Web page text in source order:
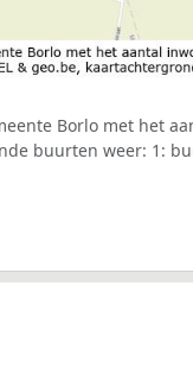
Borlo met het
buurten weer: 1: